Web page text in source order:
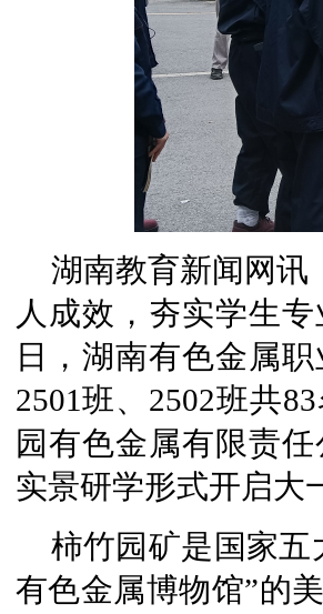
湖南教育新闻网讯
人成效，夯实学生
日，湖南有色金属
2501班、2502班共
园有色金属有限责
实景研学形式开启大
柿竹园矿是国家
有色金属博物馆”的